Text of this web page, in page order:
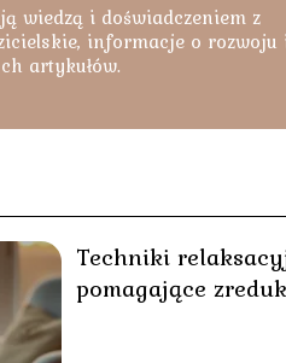
wiedzą i doświadczeniem z
informacje o rozwoju
artykułów.
Techniki
pomagające